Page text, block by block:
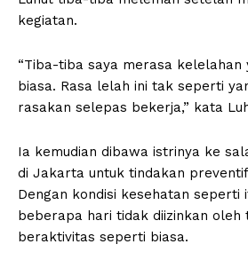
kegiatan.
“Tiba-tiba saya merasa kelelahan
biasa. Rasa lelah ini tak seperti
rasakan selepas bekerja,” kata
Ia kemudian dibawa istrinya ke
di Jakarta untuk tindakan
Dengan kondisi kesehatan seperti
beberapa hari tidak diizinkan oleh
beraktivitas seperti biasa.